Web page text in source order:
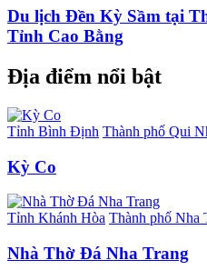
Du lịch Đền Kỳ Sầm tại
Tỉnh Cao Bằng
Địa điểm nổi bật
Tỉnh Bình Định Thành phố Qui
Kỳ Co
Tỉnh Khánh Hòa Thành phố Nha
Nhà Thờ Đá Nha Trang